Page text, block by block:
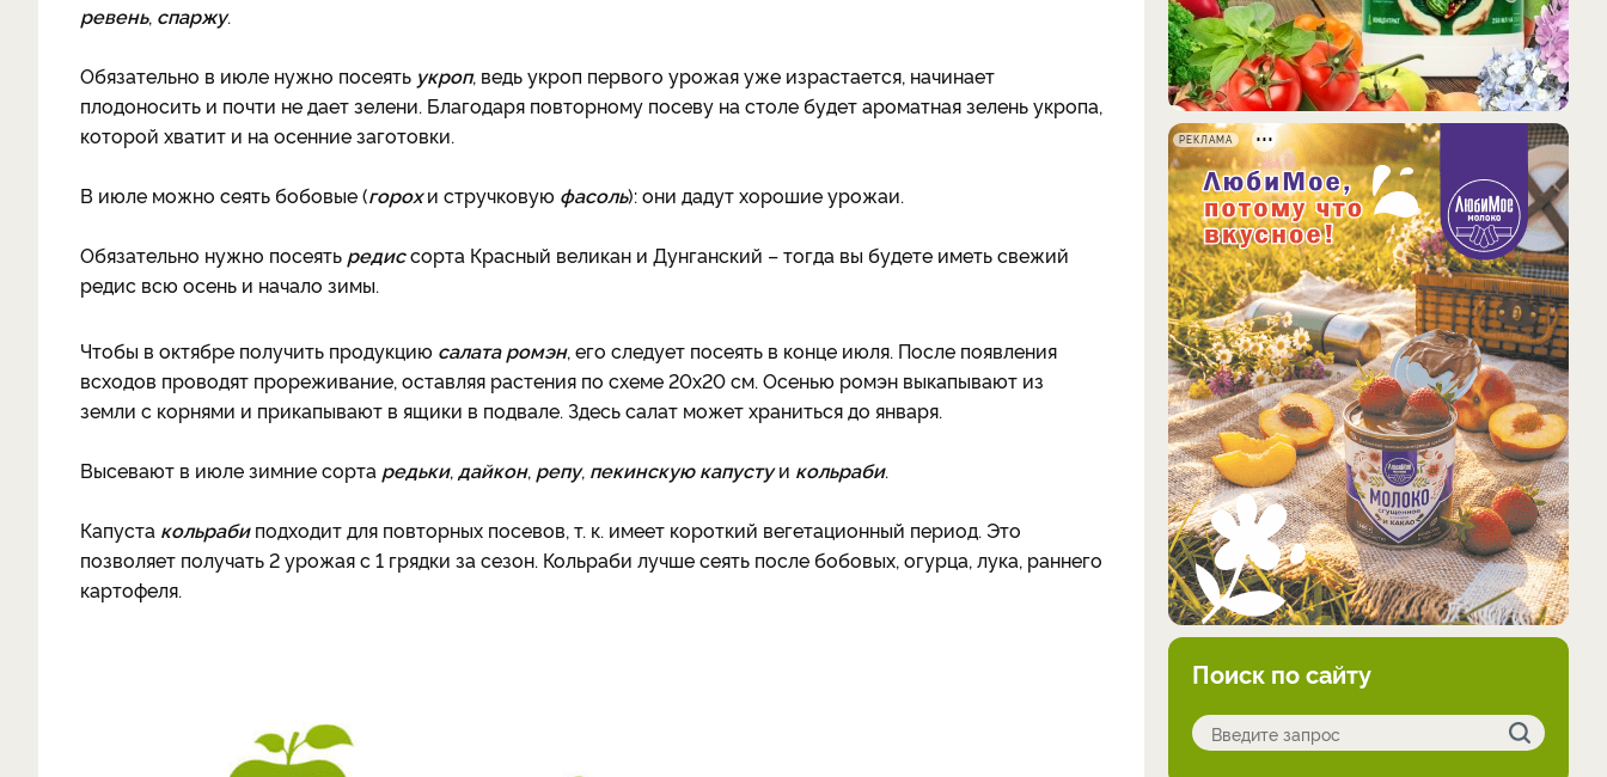
ревень, спаржу.
Обязательно в июле нужно посеять укроп, ведь укроп первого урожая уже израстается, начинает
плодоносить и почти не дает зелени. Благодаря повторному посеву на столе будет ароматная зелень укропа,
которой хватит и на осенние заготовки.
В июле можно сеять бобовые (горохи стручковую фасоль): они дадут хорошие урожаи.
Обязательно нужно посеять редиссорта Красный великан и Дунганский – тогда вы будете иметь свежий
редис всю осень и начало зимы.
Чтобы в октябре получить продукцию салата ромэн, его следует посеять в конце июля. После появления
всходов проводят прореживание, оставляя растения по схеме 20x20 см. Осенью ромэн выкапывают из
земли с корнями и прикапывают в ящики в подвале. Здесь салат может храниться до января.
Высевают в июле зимние сорта редьки,дайкон, репу, пекинскую капустуи кольраби.
Капуста кольрабиподходит для повторных посевов, т. к. имеет короткий вегетационный период. Это
позволяет получать 2 урожая с 1 грядки за сезон. Кольраби лучше сеять после бобовых, огурца, лука, раннего
картофеля.
РЕКЛАМА
Поиск по сайту